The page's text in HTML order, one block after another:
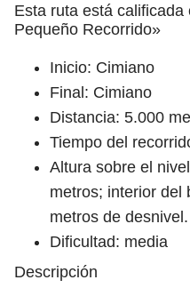
Esta ruta está
Pequeño Recorrido»
Inicio: Cimiano
Final: Cimiano
Distancia: 5.000
Tiempo del
Altura sobre el
metros; interior del
metros de desnivel.
Dificultad: media
Descripción